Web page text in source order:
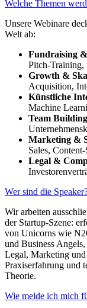
Welche Themen
Unsere Webinare
Welt ab:
Fundraising
Pitch-Training,
Growth &
Acquisition,
Künstliche
Machine
Team
Marketing &
Sales,
Legal &
Wer sind die
Wir arbeiten
der Startup-Szene:
von Unicorns wie
und Business
Legal, Marketing und
Praxiserfahrung und
Theorie.
Wie melde ich mich